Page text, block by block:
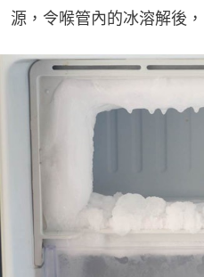
源，令喉管內的冰溶解後